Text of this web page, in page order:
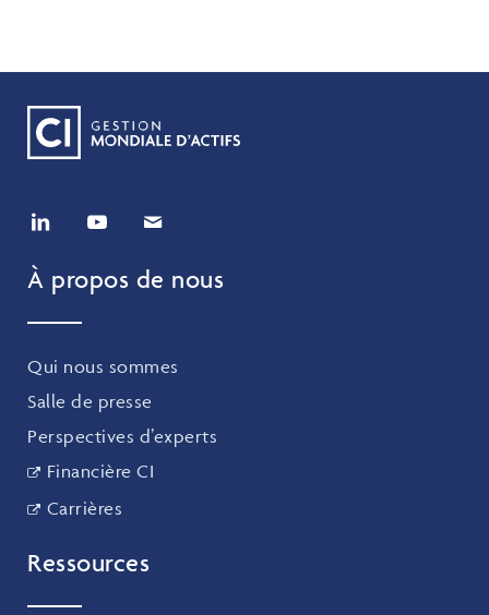
À propos de nous
Qui nous sommes
Salle de presse
Perspectives d’experts
Financière CI
Carrières
Ressources